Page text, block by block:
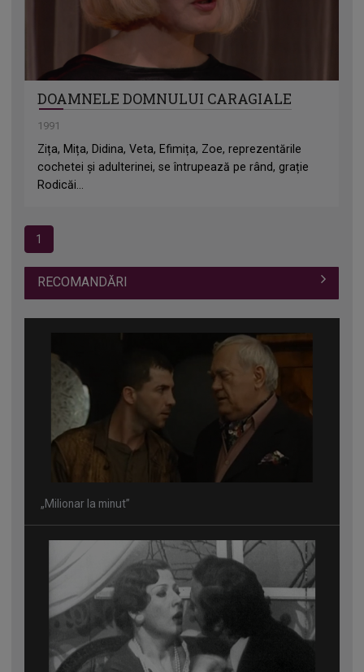
DOAMNELE DOMNULUI CARAGIALE
1991
Zița, Mița, Didina, Veta, Efimița, Zoe, reprezentările
cochetei și adulterinei, se întrupează pe rând, grație
Rodicăi...
1
RECOMANDĂRI
„Milionar la minut”